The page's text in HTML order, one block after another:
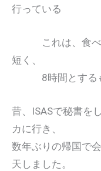
行っている
これは、食べる
短く、
8時間とする
昔、ISASで秘書を
カに行き、
数年ぶりの帰国で
天しました。